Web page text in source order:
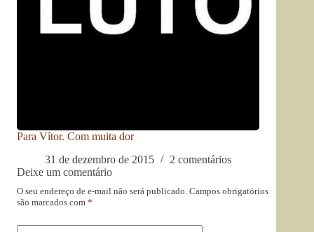
Para Vítor. Com muita dor
31 de dezembro de 2015
2 comentários
Deixe um comentário
O seu endereço de e-mail não será publicado. Campos obrigatórios
são marcados com *